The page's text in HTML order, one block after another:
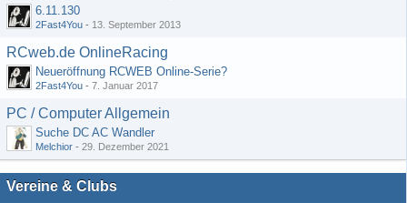
6.11.130
2Fast4You - 13. September 2013
RCweb.de OnlineRacing
Neueröffnung RCWEB Online-Serie?
2Fast4You - 7. Januar 2017
PC / Computer Allgemein
Suche DC AC Wandler
Melchior - 29. Dezember 2021
Vereine & Clubs